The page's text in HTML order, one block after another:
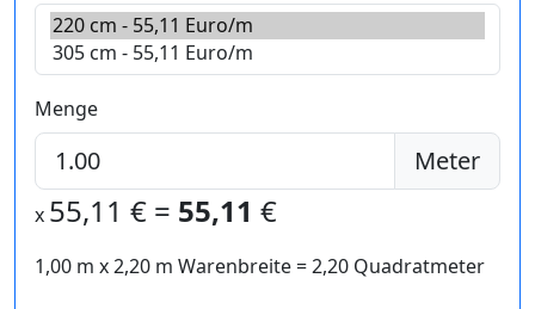
Menge
Meter
x 55,11 € = 55,11 €
1,00 m x2,20 m Warenbreite =2,20 Quadratmeter